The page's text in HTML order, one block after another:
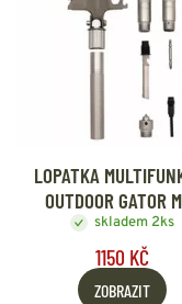
LOPATKA
OUTDOOR GATOR
skladem 2ks
1150 KČ
ZOBRAZIT